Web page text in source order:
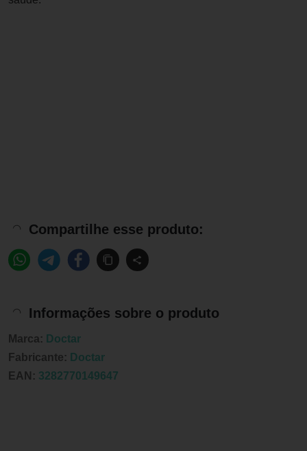
Compartilhe esse produto:
Informações sobre o produto
Marca: Doctar
Fabricante: Doctar
EAN: 3282770149647